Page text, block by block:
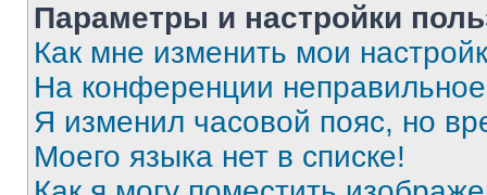
Параметры и настройки
Как мне изменить мои
На конференции
Я изменил часовой пояс, но
Моего языка нет в списке!